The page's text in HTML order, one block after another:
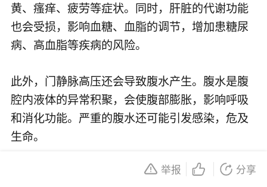
黄、瘙痒、疲劳等症状。同时，肝脏的代谢功能
也会受损，影响血糖、血脂的调节，增加患糖尿
病、高血脂等疾病的风险。
此外，门静脉高压还会导致腹水产生。腹水是腹
腔内液体的异常积聚，会使腹部膨胀，影响呼吸
和消化功能。严重的腹水还可能引发感染，危及
生命。
更为严重的是，门静脉高压还可能引发食管胃底
举报 分享